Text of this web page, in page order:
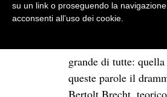
Consigli di
grande di tutte:
queste parole il
Bertolt Brecht,
su un link o proseguendo la
acconsenti all’uso dei cookie.